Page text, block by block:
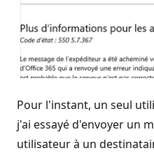
Pour l'instant, un seul
j'ai essayé d'envoyer un
utilisateur à un